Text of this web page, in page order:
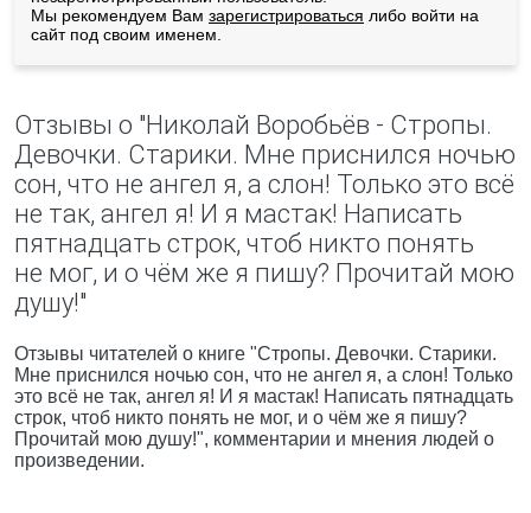
Мы рекомендуем Вам зарегистрироваться либо войти на
сайт под своим именем.
Отзывы о "Николай Воробьёв - Стропы.
Девочки. Старики. Мне приснился ночью
сон, что не ангел я, а слон! Только это всё
не так, ангел я! И я мастак! Написать
пятнадцать строк, чтоб никто понять
не мог, и о чём же я пишу? Прочитай мою
душу!"
Отзывы читателей о книге "Стропы. Девочки. Старики.
Мне приснился ночью сон, что не ангел я, а слон! Только
это всё не так, ангел я! И я мастак! Написать пятнадцать
строк, чтоб никто понять не мог, и о чём же я пишу?
Прочитай мою душу!", комментарии и мнения людей о
произведении.